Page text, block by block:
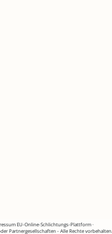
EU-Online-Schlichtungs-Plattform·
Partnergesellschaften - Alle Rechte vorbehalten.